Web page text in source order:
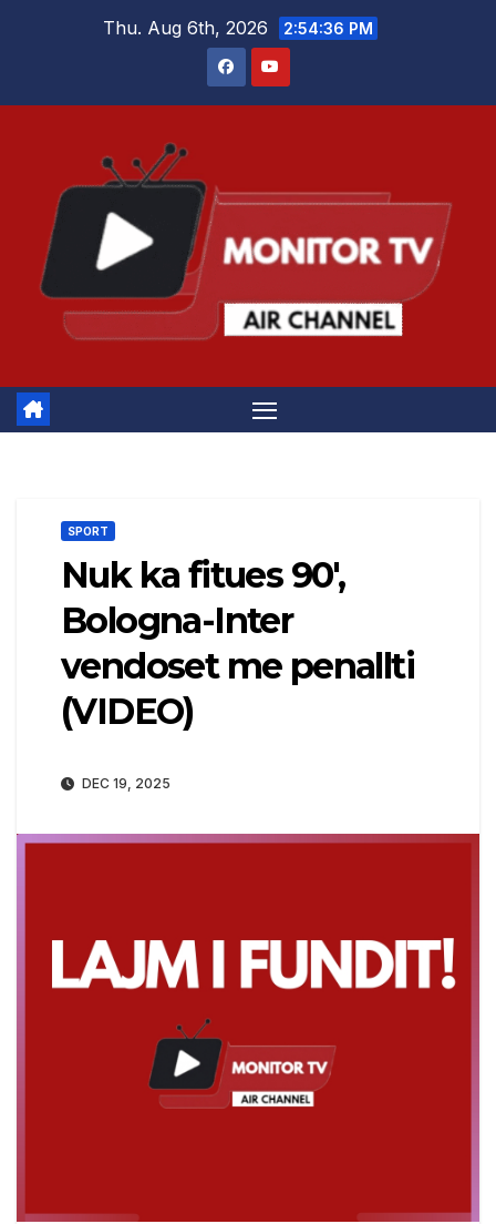
Thu. Aug 6th, 2026 2:54:37 PM
SPORT
Nuk ka fitues 90′,
Bologna-Inter
vendoset me penallti
(VIDEO)
DEC 19, 2025